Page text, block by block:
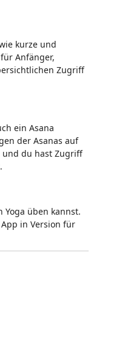
kurze und
Anfänger,
Zugriff
ein Asana
der Asanas auf
und du hast Zugriff
üben kannst.
in Version für